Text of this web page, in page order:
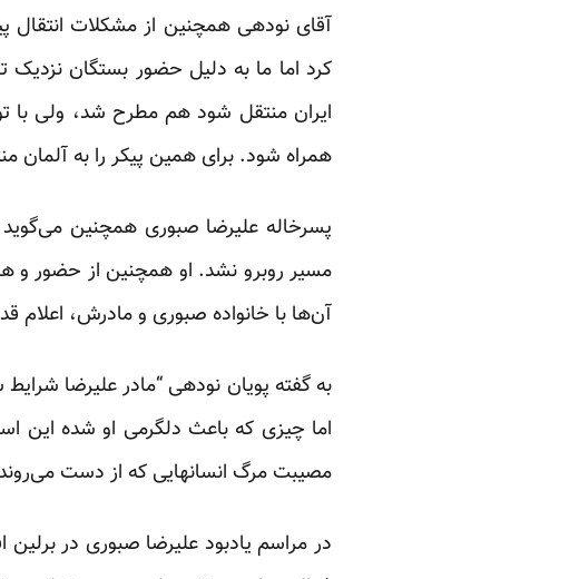
آقای نودهی همچنین از مشکلات انتقال
کرد اما ما به دلیل حضور بستگان نزدیک
ایران منتقل شود هم مطرح شد، ولی با
همراه شود. برای همین پیکر را به آلمان
پسرخاله علیرضا صبوری همچنین می‌گوید
مسیر روبرو نشد. او همچنین از حضور و
آن‌ها با خانواده صبوری و مادرش، اعلام
به گفته پویان نودهی “مادر علیرضا
اما چیزی که باعث دلگرمی او شده
مصیبت مرگ انسانهایی که از دست
در مراسم یادبود علیرضا صبوری در